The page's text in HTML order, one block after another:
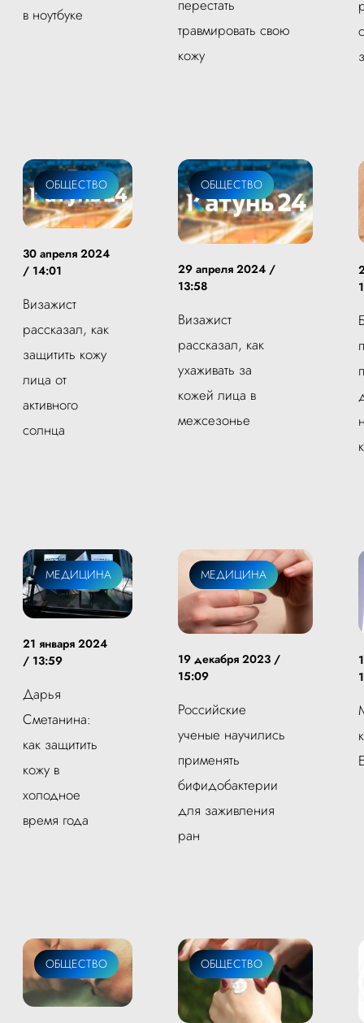
в ноутбуке
перестать
травмировать свою
кожу
ОБЩЕСТВО
30 апреля 2024
/ 14:01
Визажист
рассказал, как
защитить кожу
лица от
активного
солнца
ОБЩЕСТВО
29 апреля 2024 /
13:58
Визажист
рассказал, как
ухаживать за
кожей лица в
межсезонье
МЕДИЦИНА
21 января 2024
/ 13:59
Дарья
Сметанина:
как защитить
кожу в
холодное
время года
МЕДИЦИНА
19 декабря 2023 /
15:09
Российские
ученые научились
применять
бифидобактерии
для заживления
ран
ОБЩЕСТВО ОБЩЕСТВО